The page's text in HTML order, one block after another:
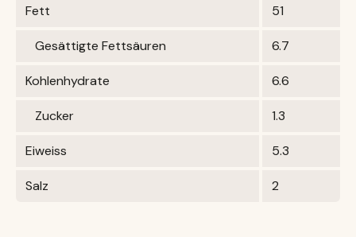
Fett 51
Gesättigte Fettsäuren 6.7
Kohlenhydrate 6.6
Zucker 1.3
Eiweiss 5.3
Salz 2